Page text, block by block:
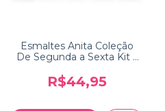
Esmaltes Anita Coleção
De Segunda a Sexta Kit 5
R$44,95